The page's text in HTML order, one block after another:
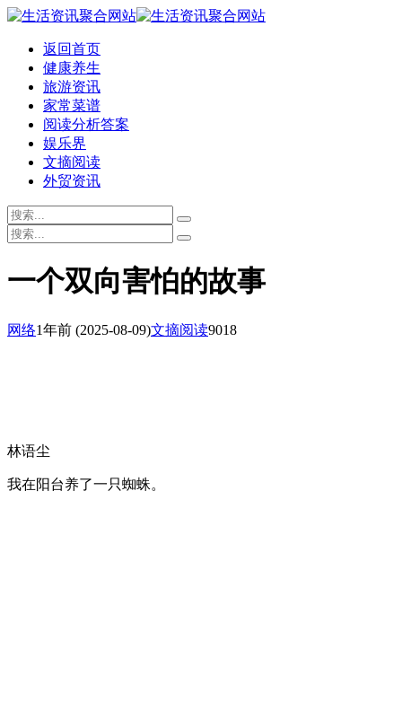
返回首页
健康养生
旅游资讯
家常菜谱
阅读分析答案
娱乐界
文摘阅读
外贸资讯
一个双向害怕的故事
网络1年前 (2025-08-09)文摘阅读9018
林语尘
我在阳台养了一只蜘蛛。